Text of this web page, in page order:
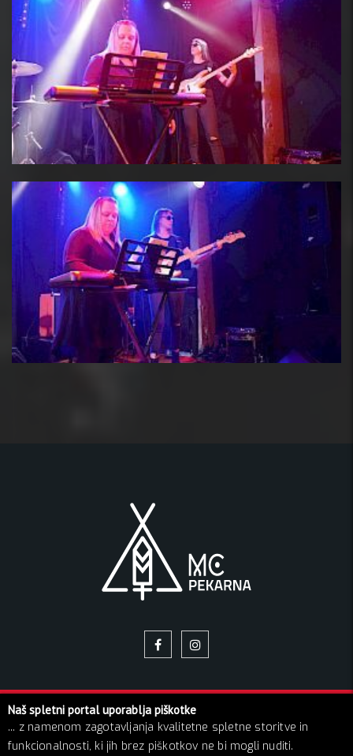
© 2026 Pekarna | Vse pravice pridržane!
O NAS
NAPOVEDNIK GALERIJA SLIK BLOG
KONTAKT
Naš spletni portal uporablja piškotke
... z namenom zagotavljanja kvalitetne spletne storitve in
funkcionalnosti, ki jih brez piškotkov ne bi mogli nuditi.